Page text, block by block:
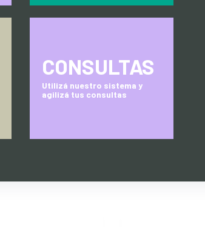
CONSULTAS
Utilizá nuestro sistema y
agilizá tus consultas